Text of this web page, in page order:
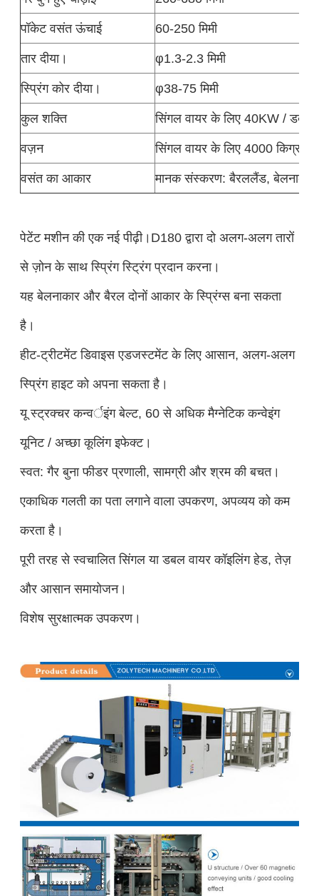
पॉकेट वसंत ऊंचाई
60-250 मिमी
तार दीया।
φ1.3-2.3 मिमी
स्प्रिंग कोर दीया।
φ38-75 मिमी
कुल शक्ति
सिंगल वायर के लिए 40KW / डबल
वज़न
सिंगल वायर के लिए 4000 किग्रा /
वसंत का आकार
मानक संस्करण: बैरललैंड, बेलनाकार
पेटेंट मशीन की एक नई पीढ़ी।D180 द्वारा दो अलग-अलग तारों
से ज़ोन के साथ स्प्रिंग स्ट्रिंग प्रदान करना।
यह बेलनाकार और बैरल दोनों आकार के स्प्रिंग्स बना सकता
है।
हीट-ट्रीटमेंट डिवाइस एडजस्टमेंट के लिए आसान, अलग-अलग
स्प्रिंग हाइट को अपना सकता है।
यू स्ट्रक्चर कन्वर्इंग बेल्ट, 60 से अधिक मैग्नेटिक कन्वेइंग
यूनिट / अच्छा कूलिंग इफेक्ट।
स्वत: गैर बुना फीडर प्रणाली, सामग्री और श्रम की बचत।
एकाधिक गलती का पता लगाने वाला उपकरण, अपव्यय को कम
करता है।
पूरी तरह से स्वचालित सिंगल या डबल वायर कॉइलिंग हेड, तेज़
और आसान समायोजन।
विशेष सुरक्षात्मक उपकरण।